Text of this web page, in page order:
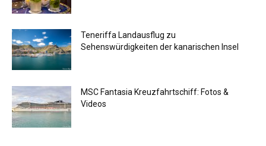
Teneriffa Landausflug zu
Sehenswürdigkeiten der kanarischen Insel
MSC Fantasia Kreuzfahrtschiff: Fotos &
Videos